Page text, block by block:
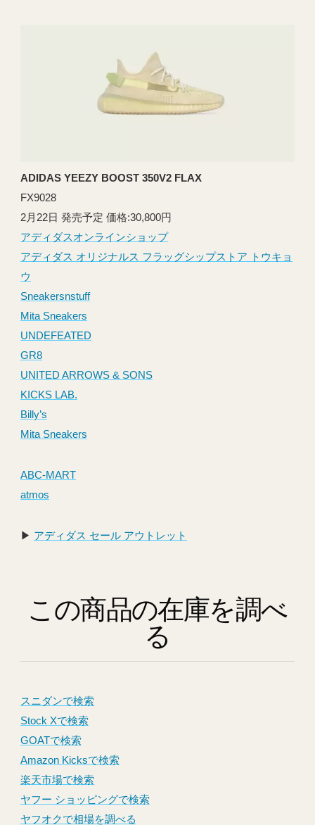
ADIDAS YEEZY BOOST 350V2 FLAX
FX9028
2月22日 発売予定 価格:30,800円
アディダスオンラインショップ
アディダス オリジナルス フラッグシップストア トウキョ
ウ
Sneakersnstuff
Mita Sneakers
UNDEFEATED
GR8
UNITED ARROWS & SONS
KICKS LAB.
Billy’s
Mita Sneakers
ABC-MART
atmos
▶︎ アディダス セール アウトレット
この商品の在庫を調べ
る
スニダンで検索
Stock Xで検索
GOATで検索
Amazon Kicksで検索
楽天市場で検索
ヤフー ショッピングで検索
ヤフオクで相場を調べる